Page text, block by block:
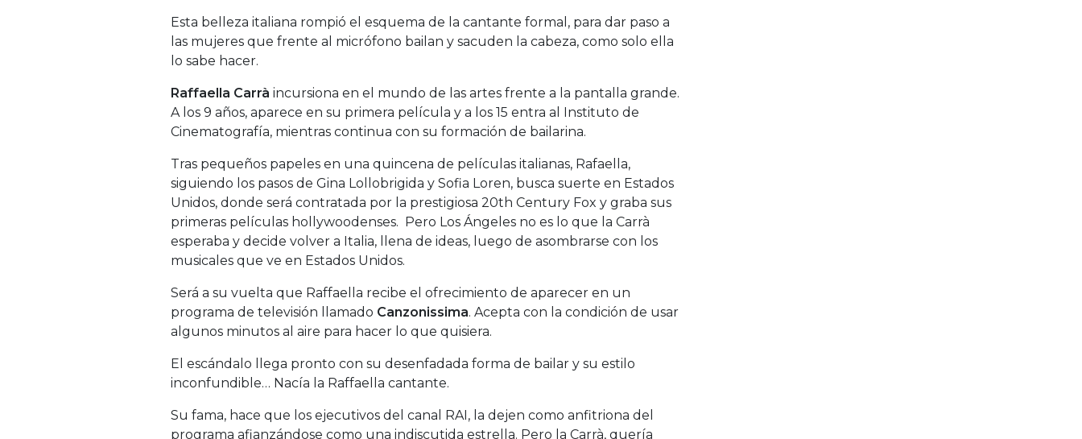
Esta belleza italiana rompió el esquema de la cantante formal, para dar paso a
las mujeres que frente al micrófono bailan y sacuden la cabeza, como solo ella
lo sabe hacer.
Raffaella Carrà incursiona en el mundo de las artes frente a la pantalla grande.
A los 9 años, aparece en su primera película y a los 15 entra al Instituto de
Cinematografía, mientras continua con su formación de bailarina.
Tras pequeños papeles en una quincena de películas italianas, Rafaella,
siguiendo los pasos de Gina Lollobrigida y Sofia Loren, busca suerte en Estados
Unidos, donde será contratada por la prestigiosa 20th Century Fox y graba sus
primeras películas hollywoodenses. Pero Los Ángeles no es lo que la Carrà
esperaba y decide volver a Italia, llena de ideas, luego de asombrarse con los
musicales que ve en Estados Unidos.
Será a su vuelta que Raffaella recibe el ofrecimiento de aparecer en un
programa de televisión llamado Canzonissima. Acepta con la condición de usar
algunos minutos al aire para hacer lo que quisiera.
El escándalo llega pronto con su desenfadada forma de bailar y su estilo
inconfundible… Nacía la Raffaella cantante.
Su fama, hace que los ejecutivos del canal RAI, la dejen como anfitriona del
programa afianzándose como una indiscutida estrella. Pero la Carrà, quería